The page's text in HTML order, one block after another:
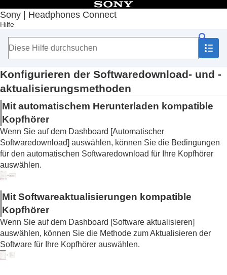
Sony | Headphones Connect
Hilfe
Inhaltsverzeichnis
Anfang
Erste Schritte
Hinweise zur Bedienung
Hinweis zum Dashboard von „Sony | Headphones
Connect
Auf der Registerkarte [Status] angezeigte
Funktionen
Auf der Registerkarte [Sound] angezeigte
Auf der Registerkarte [System] angezeigte
Funktionen
Aktivieren einer Mehrpunktverbindung (Mit 2
Geräten gleichzeitig verbinden)
Alexamit der Stimme (Den Sprachassistenten
mit Ihrer Stimme aktivieren
Automatisches Einstellen der Lautstärke je
nach den Umgebungsgeräuschen ( Adaptive
Lautstärkeregelung
Ändern der Funktion der Taste oder des
Konfigurieren der Softwaredownload- und -
aktualisierungsmethoden
Mit automatischem Herunterladen kompatible
Kopfhörer
Wenn Sie auf dem Dashboard [Automatischer
Softwaredownload] auswählen, können Sie die Bedingungen
für den automatischen Softwaredownload für Ihre Kopfhörer
auswählen.
Mit Softwareaktualisierungen kompatible
Kopfhörer
Wenn Sie auf dem Dashboard [Software aktualisieren]
auswählen, können Sie die Methode zum Aktualisieren der
Software für Ihre Kopfhörer auswählen.